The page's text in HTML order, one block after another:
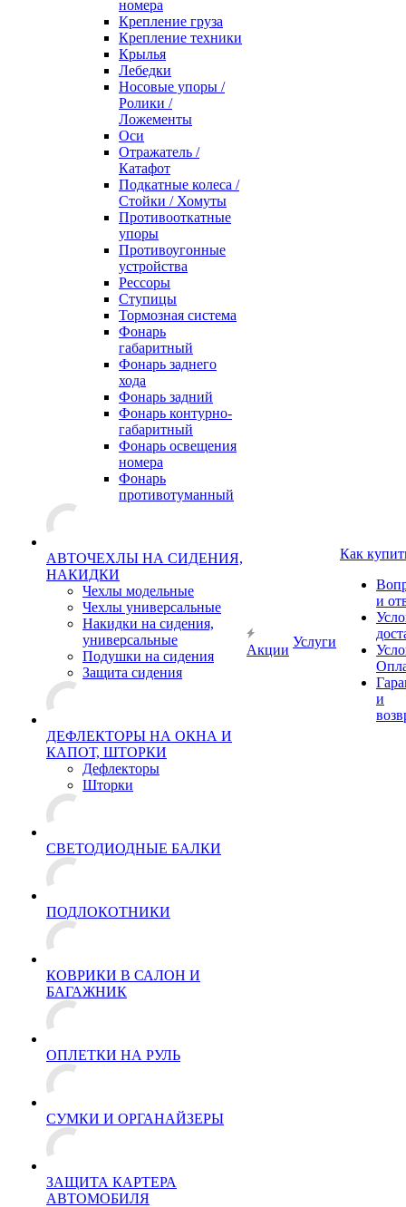
номера
Крепление груза
Крепление техники
Крылья
Лебедки
Носовые упоры /
Ролики /
Ложементы
Оси
Отражатель /
Катафот
Подкатные колеса /
Стойки / Хомуты
Противооткатные
упоры
Противоугонные
устройства
Рессоры
Ступицы
Тормозная система
Фонарь
габаритный
Фонарь заднего
хода
Фонарь задний
Фонарь контурно-
габаритный
Фонарь освещения
номера
Фонарь
противотуманный
АВТОЧЕХЛЫ НА СИДЕНИЯ,
НАКИДКИ
Чехлы модельные
Чехлы универсальные
Накидки на сидения,
универсальные
Подушки на сидения
Защита сидения
ДЕФЛЕКТОРЫ НА ОКНА И
КАПОТ, ШТОРКИ
Дефлекторы
Шторки
СВЕТОДИОДНЫЕ БАЛКИ
ПОДЛОКОТНИКИ
КОВРИКИ В САЛОН И
БАГАЖНИК
ОПЛЕТКИ НА РУЛЬ
СУМКИ И ОРГАНАЙЗЕРЫ
ЗАЩИТА КАРТЕРА
АВТОМОБИЛЯ
Акции
Услуги
Как
и
и